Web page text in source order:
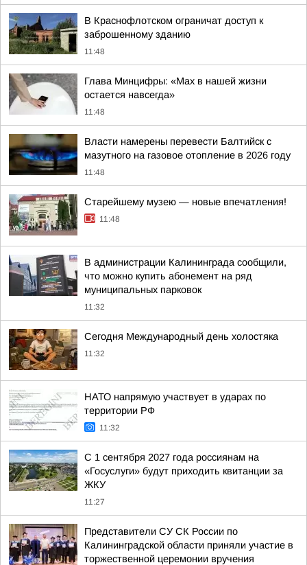
В Краснофлотском ограничат доступ к
заброшенному зданию
11:48
Глава Минцифры: «Мах в нашей жизни
остается навсегда»
11:48
Власти намерены перевести Балтийск с
мазутного на газовое отопление в 2026 году
11:48
Старейшему музею — новые впечатления!
11:48
В администрации Калининграда сообщили,
что можно купить абонемент на ряд
муниципальных парковок
11:32
Сегодня Международный день холостяка
11:32
НАТО напрямую участвует в ударах по
территории РФ
11:32
С 1 сентября 2027 года россиянам на
«Госуслуги» будут приходить квитанции за
ЖКУ
11:27
Представители СУ СК России по
Калининградской области приняли участие в
торжественной церемонии вручения